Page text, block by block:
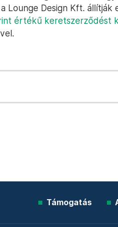
Lounge Design Kft. állítják
értékű keretszerződést
Támogatás